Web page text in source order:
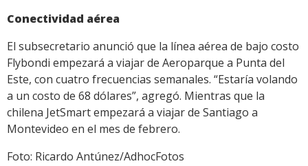
Conectividad aérea
El subsecretario anunció que la línea aérea de bajo costo
Flybondi empezará a viajar de Aeroparque a Punta del
Este, con cuatro frecuencias semanales. “Estaría volando
a un costo de 68 dólares”, agregó. Mientras que la
chilena JetSmart empezará a viajar de Santiago a
Montevideo en el mes de febrero.
Foto: Ricardo Antúnez/AdhocFotos